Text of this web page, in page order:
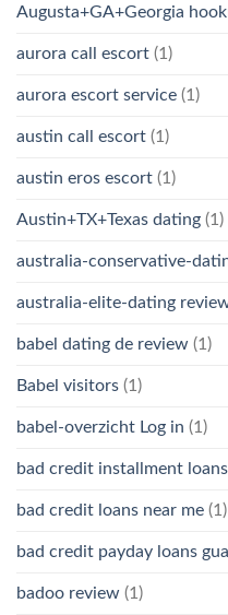
Augusta+GA+Georgia
aurora call escort (1)
aurora escort service (1)
austin call escort (1)
austin eros escort (1)
Austin+TX+Texas dating (1)
australia-conservative-
australia-elite-dating
babel dating de review (1)
Babel visitors (1)
babel-overzicht Log in (1)
bad credit installment loans
bad credit loans near me (1)
bad credit payday loans
badoo review (1)